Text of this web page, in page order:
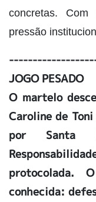
concretas. Com
pressão
JOGO PESADO
O martelo
Caroline de
por Santa
protocolada.
conhecida: